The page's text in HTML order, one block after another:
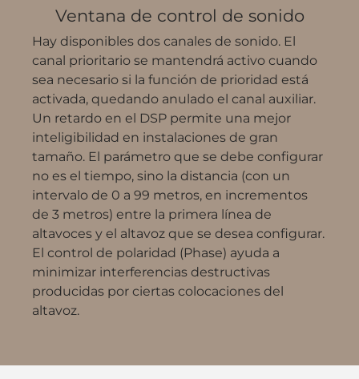
Ventana de control de sonido
Hay disponibles dos canales de sonido. El
canal prioritario se mantendrá activo cuando
sea necesario si la función de prioridad está
activada, quedando anulado el canal auxiliar.
Un retardo en el DSP permite una mejor
inteligibilidad en instalaciones de gran
tamaño. El parámetro que se debe configurar
no es el tiempo, sino la distancia (con un
intervalo de 0 a 99 metros, en incrementos
de 3 metros) entre la primera línea de
altavoces y el altavoz que se desea configurar.
El control de polaridad (Phase) ayuda a
minimizar interferencias destructivas
producidas por ciertas colocaciones del
altavoz.